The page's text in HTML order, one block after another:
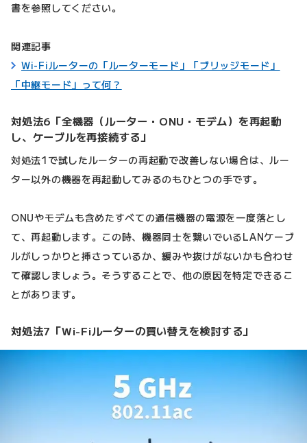
書を参照してください。
関連記事
Wi-Fiルーターの「ルーターモード」「ブリッジモード」
「中継モード」って何？
対処法6「全機器（ルーター・ONU・モデム）を再起動
し、ケーブルを再接続する」
対処法1で試したルーターの再起動で改善しない場合は、ルー
ター以外の機器を再起動してみるのもひとつの手です。
ONUやモデムも含めたすべての通信機器の電源を一度落とし
て、再起動します。この時、機器同士を繋いでいるLANケーブ
ルがしっかりと挿さっているか、緩みや抜けがないかも合わせ
て確認しましょう。そうすることで、他の原因を特定できるこ
とがあります。
対処法7「Wi-Fiルーターの買い替えを検討する」